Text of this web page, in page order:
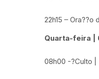
22h15 – Ora??o
Quarta-feira |
08h00 -?Culto |